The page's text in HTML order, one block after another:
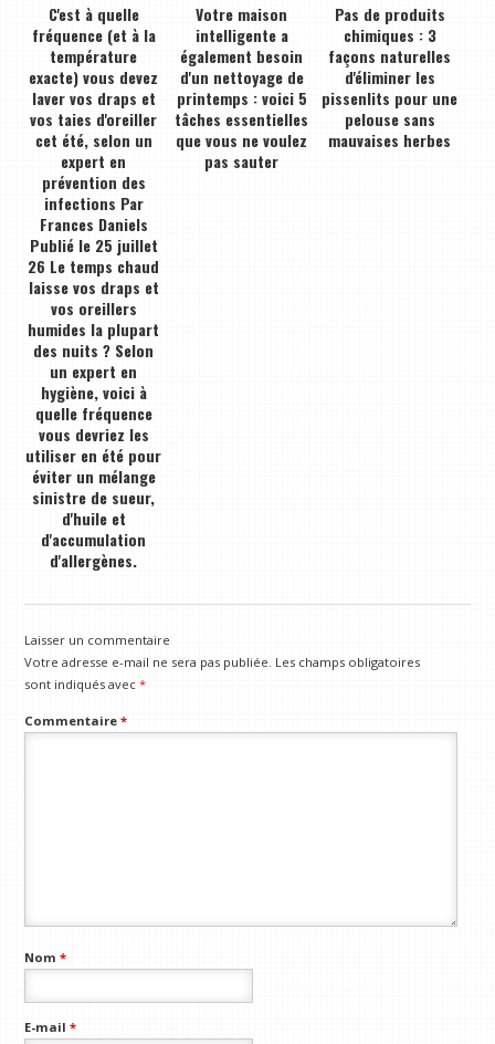
C'est à quelle
fréquence (et à la
température
exacte) vous devez
laver vos draps et
vos taies d'oreiller
cet été, selon un
expert en
prévention des
infections Par
Frances Daniels
Publié le 25 juillet
26 Le temps chaud
laisse vos draps et
vos oreillers
humides la plupart
des nuits ? Selon
un expert en
hygiène, voici à
quelle fréquence
vous devriez les
utiliser en été pour
éviter un mélange
sinistre de sueur,
d'huile et
d'accumulation
d'allergènes.
Votre maison
intelligente a
également besoin
d'un nettoyage de
printemps : voici 5
tâches essentielles
que vous ne voulez
pas sauter
Pas de produits
chimiques : 3
façons naturelles
d'éliminer les
pissenlits pour une
pelouse sans
mauvaises herbes
Laisser un commentaire
Votre adresse e-mail ne sera pas publiée. Les champs obligatoires
sont indiqués avec*
Commentaire*
Nom*
E-mail*